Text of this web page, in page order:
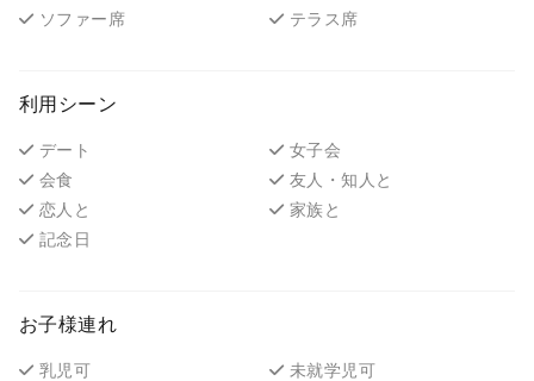
ソファー席
テラス席
利用シーン
デート
女子会
会食
友人・知人と
恋人と
家族と
記念日
お子様連れ
乳児可
未就学児可